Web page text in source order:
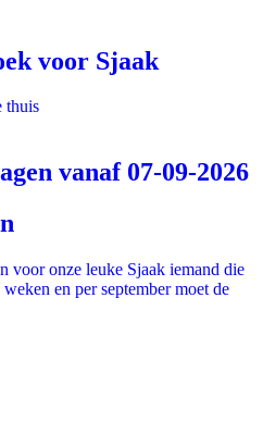
voor Sjaak
thuis
vanaf 07-09-2026
voor onze leuke Sjaak iemand die
en per september moet de